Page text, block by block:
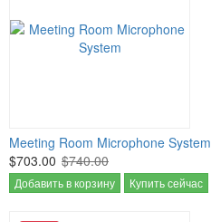
Meeting Room Microphone System
$703.00 $740.00
Добавить в корзину Купить сейчас